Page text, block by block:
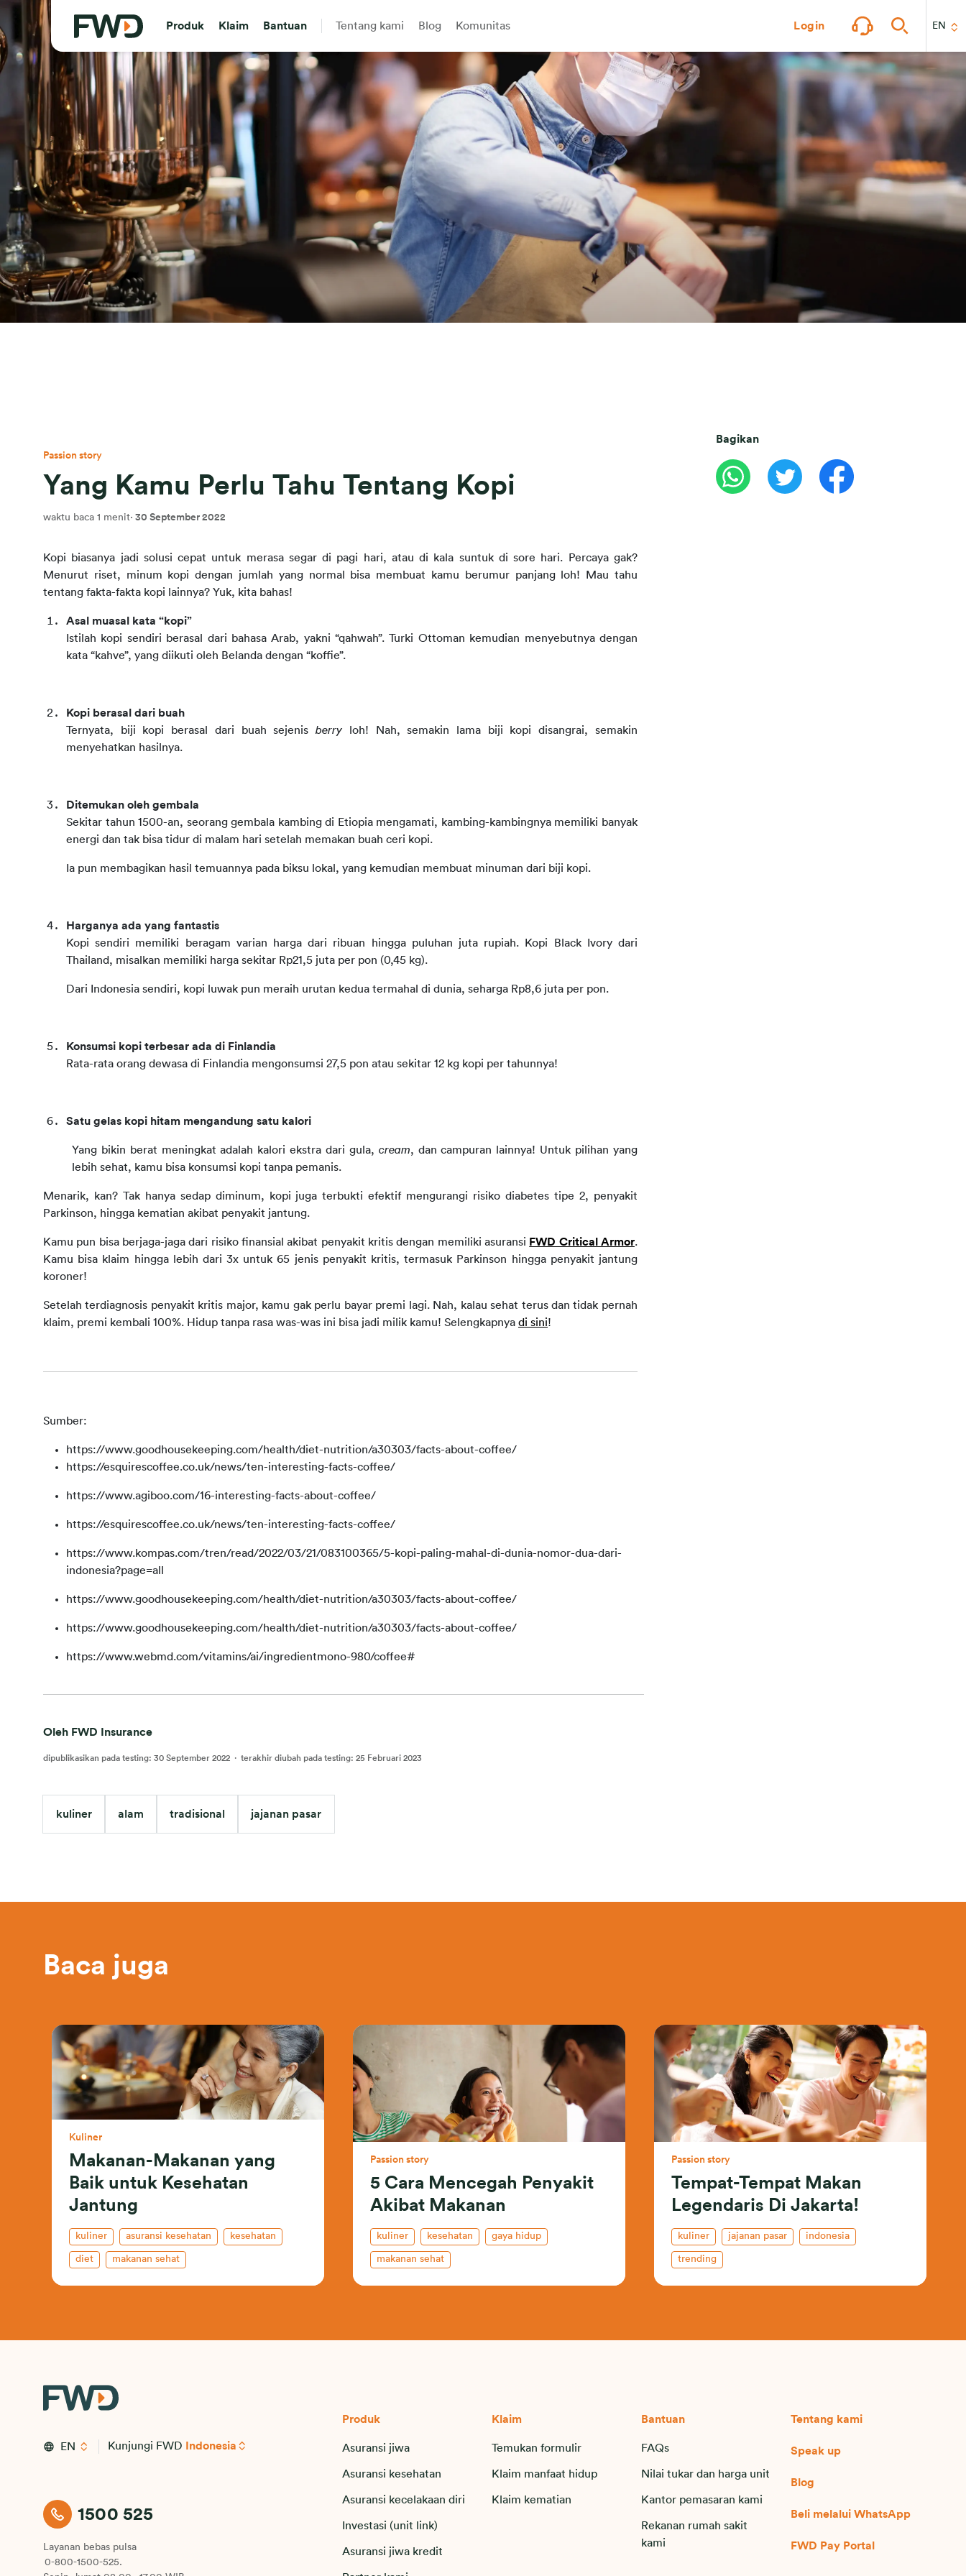
Produk Klaim Bantuan Tentang kami Blog Komunitas Login EN
Passion story
Yang Kamu Perlu Tahu Tentang Kopi
waktu baca 1 menit· 30 September 2022
Kopi biasanya jadi solusi cepat untuk merasa segar di pagi hari, atau di kala suntuk di sore hari. Percaya gak?
Menurut riset, minum kopi dengan jumlah yang normal bisa membuat kamu berumur panjang loh! Mau tahu
tentang fakta-fakta kopi lainnya? Yuk, kita bahas!
Asal muasal kata “kopi”
Istilah kopi sendiri berasal dari bahasa Arab, yakni “qahwah”. Turki Ottoman kemudian menyebutnya dengan
kata “kahve”, yang diikuti oleh Belanda dengan “koffie”.
Kopi berasal dari buah
Ternyata, biji kopi berasal dari buah sejenis berry loh! Nah, semakin lama biji kopi disangrai, semakin
menyehatkan hasilnya.
Ditemukan oleh gembala
Sekitar tahun 1500-an, seorang gembala kambing di Etiopia mengamati, kambing-kambingnya memiliki banyak
energi dan tak bisa tidur di malam hari setelah memakan buah ceri kopi.
Ia pun membagikan hasil temuannya pada biksu lokal, yang kemudian membuat minuman dari biji kopi.
Harganya ada yang fantastis
Kopi sendiri memiliki beragam varian harga dari ribuan hingga puluhan juta rupiah. Kopi Black Ivory dari
Thailand, misalkan memiliki harga sekitar Rp21,5 juta per pon (0,45 kg).
Dari Indonesia sendiri, kopi luwak pun meraih urutan kedua termahal di dunia, seharga Rp8,6 juta per pon.
Konsumsi kopi terbesar ada di Finlandia
Rata-rata orang dewasa di Finlandia mengonsumsi 27,5 pon atau sekitar 12 kg kopi per tahunnya!
Satu gelas kopi hitam mengandung satu kalori
Yang bikin berat meningkat adalah kalori ekstra dari gula, cream, dan campuran lainnya! Untuk pilihan yang
lebih sehat, kamu bisa konsumsi kopi tanpa pemanis.
Menarik, kan? Tak hanya sedap diminum, kopi juga terbukti efektif mengurangi risiko diabetes tipe 2, penyakit
Parkinson, hingga kematian akibat penyakit jantung.
Kamu pun bisa berjaga-jaga dari risiko finansial akibat penyakit kritis dengan memiliki asuransi FWD Critical Armor.
Kamu bisa klaim hingga lebih dari 3x untuk 65 jenis penyakit kritis, termasuk Parkinson hingga penyakit jantung
koroner!
Setelah terdiagnosis penyakit kritis major, kamu gak perlu bayar premi lagi. Nah, kalau sehat terus dan tidak pernah
klaim, premi kembali 100%. Hidup tanpa rasa was-was ini bisa jadi milik kamu! Selengkapnya di sini!
Sumber:
https://www.goodhousekeeping.com/health/diet-nutrition/a30303/facts-about-coffee/
https://esquirescoffee.co.uk/news/ten-interesting-facts-coffee/
https://www.agiboo.com/16-interesting-facts-about-coffee/
https://esquirescoffee.co.uk/news/ten-interesting-facts-coffee/
https://www.kompas.com/tren/read/2022/03/21/083100365/5-kopi-paling-mahal-di-dunia-nomor-dua-dari-
indonesia?page=all
https://www.goodhousekeeping.com/health/diet-nutrition/a30303/facts-about-coffee/
https://www.goodhousekeeping.com/health/diet-nutrition/a30303/facts-about-coffee/
https://www.webmd.com/vitamins/ai/ingredientmono-980/coffee#
Oleh FWD Insurance
dipublikasikan pada testing: 30 September 2022 · terakhir diubah pada testing: 25 Februari 2023
kuliner alam tradisional jajanan pasar
Bagikan
Baca juga
Kuliner
Makanan-Makanan yang
Baik untuk Kesehatan
Jantung
kuliner asuransi kesehatan kesehatan
diet makanan sehat
Passion story
5 Cara Mencegah Penyakit
Akibat Makanan
kuliner kesehatan gaya hidup
makanan sehat
Passion story
Tempat-Tempat Makan
Legendaris Di Jakarta!
kuliner jajanan pasar indonesia
trending
EN Kunjungi FWD Indonesia
1500 525
Layanan bebas pulsa
0-800-1500-525.
Produk
Asuransi jiwa
Asuransi kesehatan
Asuransi kecelakaan diri
Investasi (unit link)
Asuransi jiwa kredit
Klaim
Temukan formulir
Klaim manfaat hidup
Klaim kematian
Bantuan
FAQs
Nilai tukar dan harga unit
Kantor pemasaran kami
Rekanan rumah sakit
kami
Tentang kami
Speak up
Blog
Beli melalui WhatsApp
FWD Pay Portal